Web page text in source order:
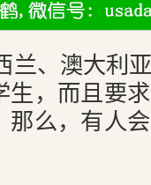
兰、澳大利
生，而且要
那么，有人